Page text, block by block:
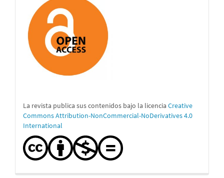
La revista publica sus contenidos bajo la licencia Creative
Commons Attribution-NonCommercial-NoDerivatives 4.0
International